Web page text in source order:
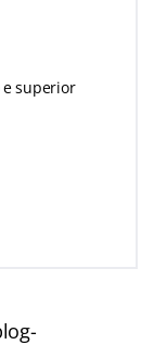
superior